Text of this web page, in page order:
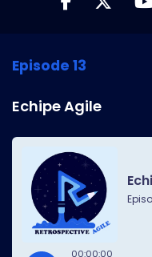
Episode 13
Echipe Agile